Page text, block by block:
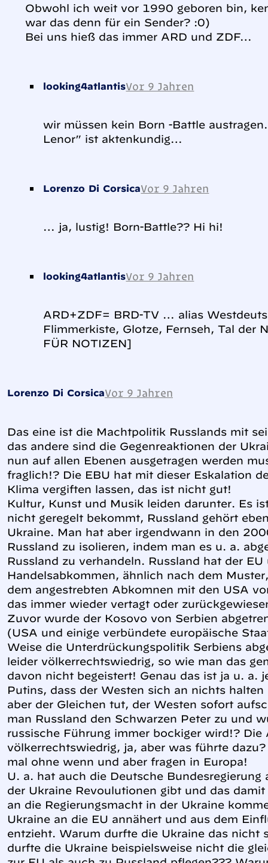
Obwohl ich weit vor 1990 geboren bin,
war das denn für ein Sender? :0)
Bei uns hieß das immer ARD und ZDF…
looking4atlantisVor 9 Jahren
wir müssen kein Born -Battle
Lenor” ist aktenkundig…
Lorenzo Di CorsicaVor 9 Jahren
… ja, lustig! Born-Battle?? Hi hi!
looking4atlantisVor 9 Jahren
ARD+ZDF= BRD-TV … alias
Flimmerkiste, Glotze, Fernseh, Tal der
FÜR NOTIZEN]
Lorenzo Di CorsicaVor 9 Jahren
Das eine ist die Machtpolitik Russlands mit
das andere sind die Gegenreaktionen der
nun auf allen Ebenen ausgetragen werden
fraglich!? Die EBU hat mit dieser Eskalation
Klima vergiften lassen, das ist nicht gut!
Kultur, Kunst und Musik leiden darunter. Es
nicht geregelt bekommt, Russland gehört
Ukraine. Man hat aber irgendwann in den
Russland zu isolieren, indem man es u. a.
Russland zu verhandeln. Russland hat der EU
Handelsabkommen, ähnlich nach dem
dem angestrebten Abkomnen mit den USA
das immer wieder vertagt oder
Zuvor wurde der Kosovo von Serbien
(USA und einige verbündete europäische
Weise die Unterdrückungspolitik Serbiens
leider völkerrechtswiedrig, so wie man das
davon nicht begeistert! Genau das ist ja u. a.
Putins, dass der Westen sich an nichts
aber der Gleichen tut, der Westen sofort
man Russland den Schwarzen Peter zu und
russische Führung immer bockiger wird!? Die
völkerrechtswiedrig, ja, aber was führte
mal ohne wenn und aber fragen in Europa!
U. a. hat auch die Deutsche Bundesregierung
der Ukraine Revoulutionen gibt und das
an die Regierungsmacht in der Ukraine
Ukraine an die EU annähert und aus dem
entzieht. Warum durfte die Ukraine das nicht
durfte die Ukraine beispielsweise nicht die